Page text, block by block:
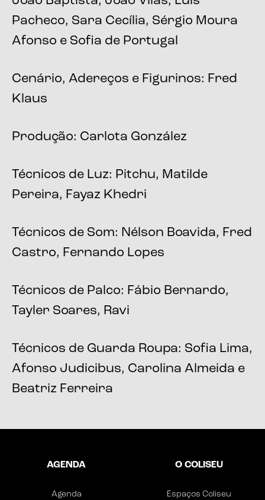
Pacheco, Sara Cecília, Sérgio Moura
Afonso e Sofia de Portugal
Cenário, Adereços e Figurinos: Fred
Klaus
Produção: Carlota González
Técnicos de Luz: Pitchu, Matilde
Pereira, Fayaz Khedri
Técnicos de Som: Nélson Boavida, Fred
Castro, Fernando Lopes
Técnicos de Palco: Fábio Bernardo,
Tayler Soares, Ravi
Técnicos de Guarda Roupa: Sofia Lima,
Afonso Judicibus, Carolina Almeida e
Beatriz Ferreira
AGENDA
Agenda
O COLISEU
Espaços Coliseu